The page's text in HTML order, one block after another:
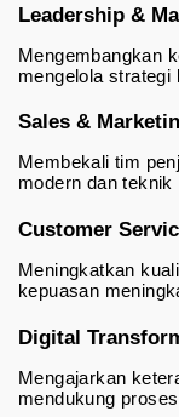
Leadership &
Mengembangkan
mengelola strategi
Sales &
Membekali tim
modern dan
Customer
Meningkatkan
kepuasan
Digital
Mengajarkan
mendukung